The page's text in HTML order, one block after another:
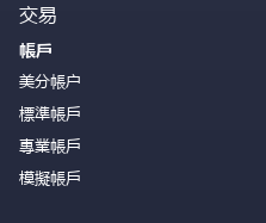
交易
帳戶
美分帳户
標準帳戶
專業帳戶
模擬帳戶